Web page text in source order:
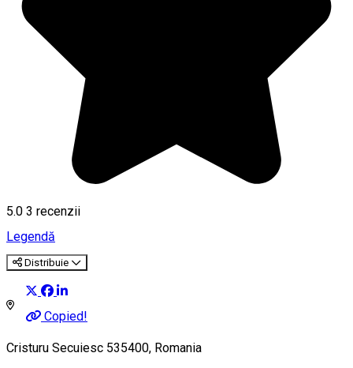
5.0 3 recenzii
Legendă
Distribuie
Copied!
Cristuru Secuiesc 535400, Romania